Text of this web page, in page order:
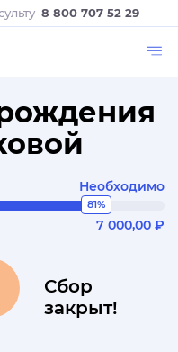
8 800 707 52 29
Необходимо
81%
7 000,00 ₽
Сбор
закрыт!